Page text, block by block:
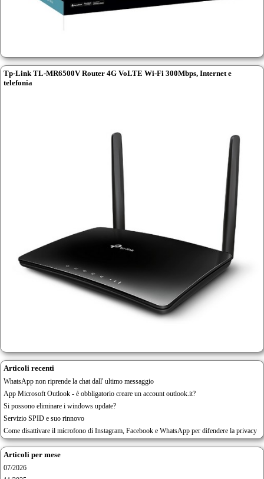
Tp-Link TL-MR6500V Router 4G VoLTE Wi-Fi 300Mbps, Internet e
telefonia
Articoli recenti
WhatsApp non riprende la chat dall' ultimo messaggio
App Microsoft Outlook - è obbligatorio creare un account outlook.it?
Si possono eliminare i windows update?
Servizio SPID e suo rinnovo
Come disattivare il microfono di Instagram, Facebook e WhatsApp per difendere la privacy
Articoli per mese
07/2026